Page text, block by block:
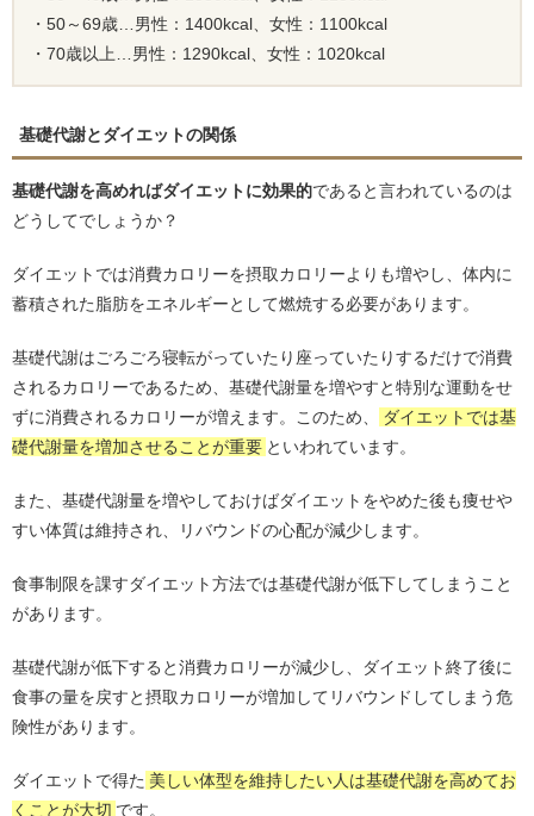
・50～69歳…男性：1400kcal、女性：1100kcal
・70歳以上…男性：1290kcal、女性：1020kcal
基礎代謝とダイエットの関係
基礎代謝を高めればダイエットに効果的であると言われているのは
どうしてでしょうか？
ダイエットでは消費カロリーを摂取カロリーよりも増やし、体内に
蓄積された脂肪をエネルギーとして燃焼する必要があります。
基礎代謝はごろごろ寝転がっていたり座っていたりするだけで消費
されるカロリーであるため、基礎代謝量を増やすと特別な運動をせ
ずに消費されるカロリーが増えます。このため、
ダイエットでは基
礎代謝量を増加させることが重要 といわれています。
また、基礎代謝量を増やしておけばダイエットをやめた後も痩せや
すい体質は維持され、リバウンドの心配が減少します。
食事制限を課すダイエット方法では基礎代謝が低下してしまうこと
があります。
基礎代謝が低下すると消費カロリーが減少し、ダイエット終了後に
食事の量を戻すと摂取カロリーが増加してリバウンドしてしまう危
険性があります。
ダイエットで得た 美しい体型を維持したい人は基礎代謝を高めてお
くことが大切 です。